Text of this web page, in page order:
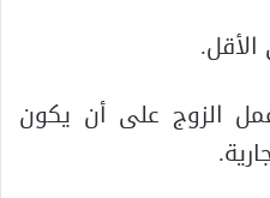
الزوج على أن يكون